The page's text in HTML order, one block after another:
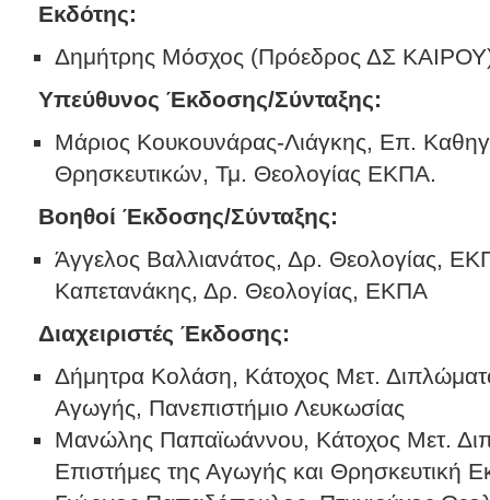
Εκδότης:
Δημήτρης Μόσχος (Πρόεδρος ΔΣ
Υπεύθυνος Έκδοσης/Σύνταξης:
Μάριος Κουκουνάρας-Λιάγκης, Επ.
Θρησκευτικών, Τμ. Θεολογίας ΕΚΠΑ.
Βοηθοί Έκδοσης/Σύνταξης:
Άγγελος Βαλλιανάτος, Δρ. Θεολογίας,
Καπετανάκης, Δρ. Θεολογίας, ΕΚΠΑ
Διαχειριστές Έκδοσης:
Δήμητρα Κολάση, Κάτοχος Μετ.
Αγωγής, Πανεπιστήμιο Λευκωσίας
Μανώλης Παπαϊωάννου, Κάτοχος Μετ.
Επιστήμες της Αγωγής και Θρησκευτική